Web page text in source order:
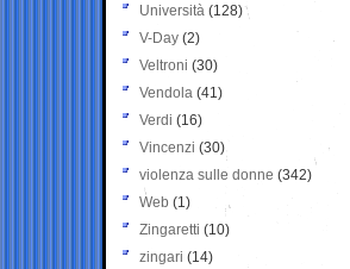
Università (128)
V-Day (2)
Veltroni (30)
Vendola (41)
Verdi (16)
Vincenzi (30)
violenza sulle donne (342)
Web (1)
Zingaretti (10)
zingari (14)